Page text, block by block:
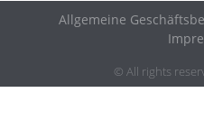
Allgemeine
© All rights